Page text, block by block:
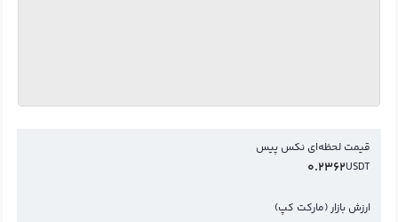
قیمت لحظه‌ای نکس پیس
USDT
0.2362
ارزش بازار (مارکت کپ)